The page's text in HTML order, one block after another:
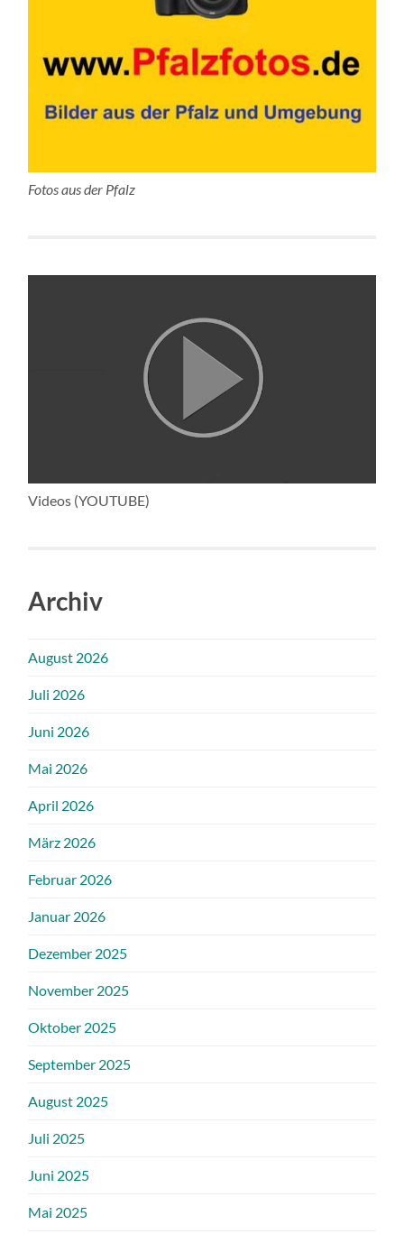
Fotos aus der Pfalz
Videos (YOUTUBE)
Archiv
August 2026
Juli 2026
Juni 2026
Mai 2026
April 2026
März 2026
Februar 2026
Januar 2026
Dezember 2025
November 2025
Oktober 2025
September 2025
August 2025
Juli 2025
Juni 2025
Mai 2025